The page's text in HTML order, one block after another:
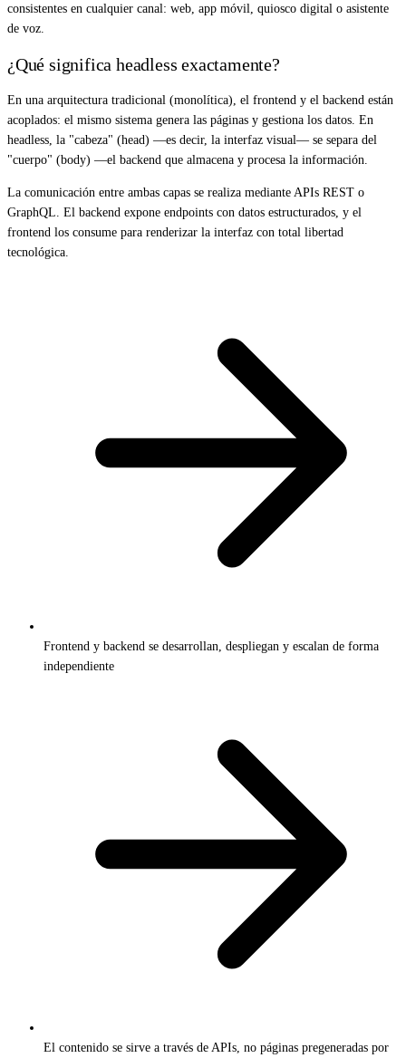
consistentes en cualquier canal: web, app móvil, quiosco digital o asistente
de voz.
¿Qué significa headless exactamente?
En una arquitectura tradicional (monolítica), el frontend y el backend están
acoplados: el mismo sistema genera las páginas y gestiona los datos. En
headless, la "cabeza" (head) —es decir, la interfaz visual— se separa del
"cuerpo" (body) —el backend que almacena y procesa la información.
La comunicación entre ambas capas se realiza mediante APIs REST o
GraphQL. El backend expone endpoints con datos estructurados, y el
frontend los consume para renderizar la interfaz con total libertad
tecnológica.
Frontend y backend se desarrollan, despliegan y escalan de forma
independiente
El contenido se sirve a través de APIs, no páginas pregeneradas por